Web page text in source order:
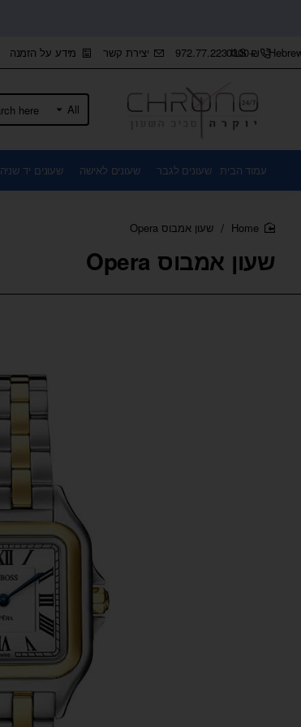
+972.77.2230300 יצירת קשר מידע על הזמנה ₪
ILS
All
Search
here...
עמוד הבית שעונים לגבר שעונים לאישה שעונים יד שניה
שעון אמבוס Opera
שעון אמבוס Opera